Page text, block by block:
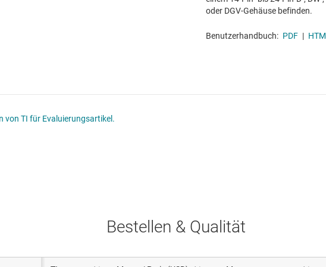
oder DGV-Gehäuse befinden.
Benutzerhandbuch: PDF |
von TI für Evaluierungsartikel.
Bestellen & Qualität